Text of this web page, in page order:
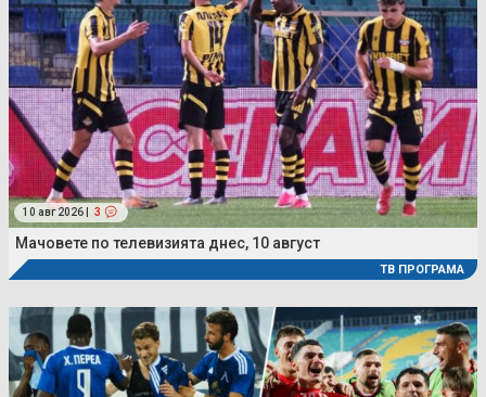
10 авг 2026 | 3
Мачовете по телевизията днес, 10 август
ТВ ПРОГРАМА